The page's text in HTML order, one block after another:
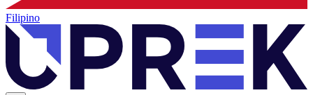
Filipino